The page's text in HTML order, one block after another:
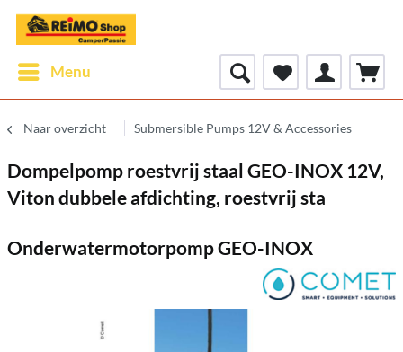
Menu
Naar overzicht Submersible Pumps 12V & Accessories
Dompelpomp roestvrij staal GEO-INOX 12V,
Viton dubbele afdichting, roestvrij sta
Onderwatermotorpomp GEO-INOX